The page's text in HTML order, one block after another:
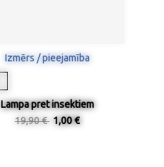
Izmērs / pieejamība
Lampa pret insektiem
19,90 € 1,00 €